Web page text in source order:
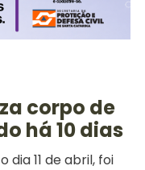
corpo de
há 10 dias
11 de abril, foi